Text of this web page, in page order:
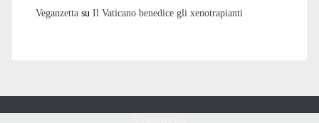
Veganzettasu Il Vaticano benedice gli xenotrapianti